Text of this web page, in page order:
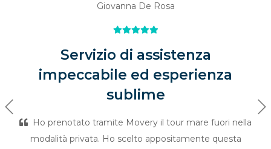
Giovanna De Rosa
Servizio di assistenza
impeccabile ed esperienza
sublime
Ho prenotato tramite Movery il tour mare fuori nella
modalità privata. Ho scelto appositamente questa
Previous